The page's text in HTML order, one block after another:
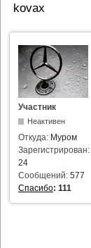
kovax
Участник
Неактивен
Откуда: Муром
Зарегистрирован:
24
Сообщений: 577
Спасибо: 111